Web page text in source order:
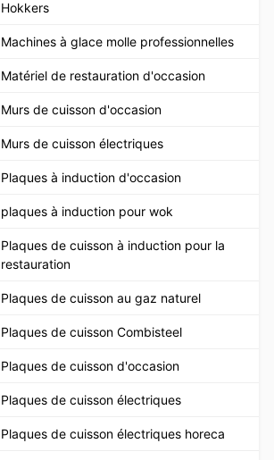
Hokkers
Machines à glace molle professionnelles
Matériel de restauration d'occasion
Murs de cuisson d'occasion
Murs de cuisson électriques
Plaques à induction d'occasion
plaques à induction pour wok
Plaques de cuisson à induction pour la
restauration
Plaques de cuisson au gaz naturel
Plaques de cuisson Combisteel
Plaques de cuisson d'occasion
Plaques de cuisson électriques
Plaques de cuisson électriques horeca